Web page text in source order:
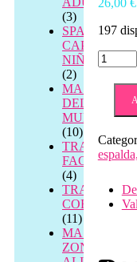
197
PODAL
(3)
SPA
CAPILAR
NIÑOS
(2)
MASAJES
DEL
MUNDO
(10)
FACIALES
(4)
(11)
MASAJE
ZONAL